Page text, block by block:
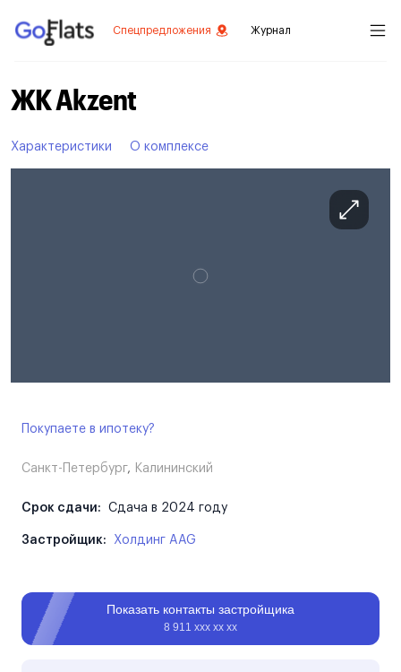
Спецпредложения Журнал
ЖК Akzent
Характеристики О комплексе
Покупаете в ипотеку?
Санкт-Петербург, Калининский
Срок сдачи: Сдача в 2024 году
Застройщик: Холдинг AAG
Показать контакты застройщика
8 911 ххх хх хх